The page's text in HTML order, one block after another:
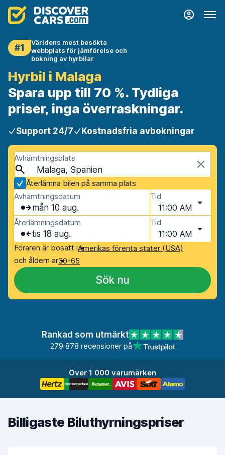
#1
Världens mest besökta
webbplats för jämförelse och
bokning av hyrbilar
Hyrbil i Malaga
Spara upp till 70 %. Tydliga
priser, inga överraskningar.
Support 24/7 Kostnadsfria avbokningar
Avhämtningsplats
Malaga, Spanien
Återlämna bilen på samma plats
Avhämtningsdatum
mån 10 aug.
Tid
11:00 AM
Återlämningsdatum
tis 18 aug.
Tid
11:00 AM
Föraren är bosatt iAmerikas förenta stater (USA)
och åldern är30-65
Sök nu
Rankad som utmärkt
279 878 recensioner på
Över 1 000 varumärken
Billigaste Biluthyrningspriser